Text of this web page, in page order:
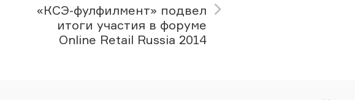
«КСЭ-фулфилмент» подвел
итоги участия в форуме
Online Retail Russia 2014